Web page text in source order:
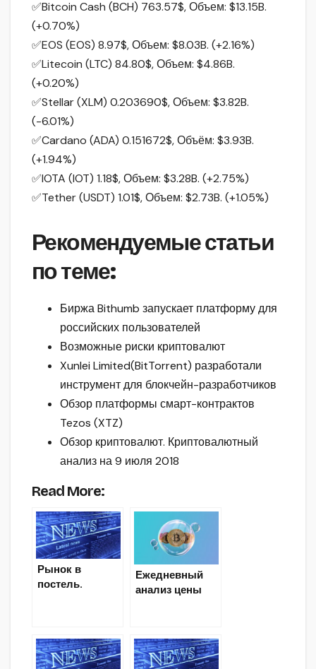
✅Bitcoin Cash (BCH) 763.57$, Объем: $13.15B.
(+0.70%)
✅EOS (EOS) 8.97$, Объем: $8.03B. (+2.16%)
✅Litecoin (LTC) 84.80$, Объем: $4.86B.
(+0.20%)
✅Stellar (XLM) 0.203690$, Объем: $3.82B.
(-6.01%)
✅Cardano (ADA) 0.151672$, Объём: $3.93B.
(+1.94%)
✅IOTA (IOT) 1.18$, Объем: $3.28B. (+2.75%)
✅Tether (USDT) 1.01$, Объем: $2.73B. (+1.05%)
Рекомендуемые статьи
по теме:
Биржа Bithumb запускает платформу для
российских пользователей
Возможные риски криптовалют
Xunlei Limited(BitTorrent) разработали
инструмент для блокчейн-разработчиков
Обзор платформы смарт-контрактов
Tezos (XTZ)
Обзор криптовалют. Криптовалютный
анализ на 9 июля 2018
Read More:
Рынок в
постель.
Ежедневный
анализ цены